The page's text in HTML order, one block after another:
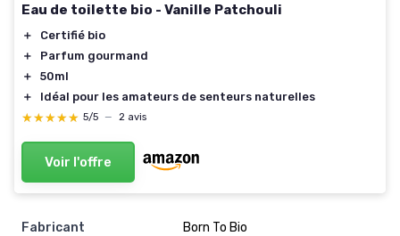
Eau de toilette bio - Vanille Patchouli
＋
Certifié bio
＋
Parfum gourmand
＋
50ml
＋
Idéal pour les amateurs de senteurs naturelles
★★★★★
★★★★★ 5/5 — 2 avis
Voir l'offre
Fabricant
‎Born To Bio